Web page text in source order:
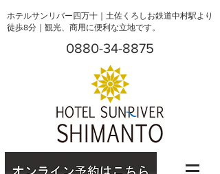
ホテルサンリバー四万十｜土佐くろしお鉄道中村駅より
徒歩8分｜観光、商用に便利な立地です。
0880-34-8875